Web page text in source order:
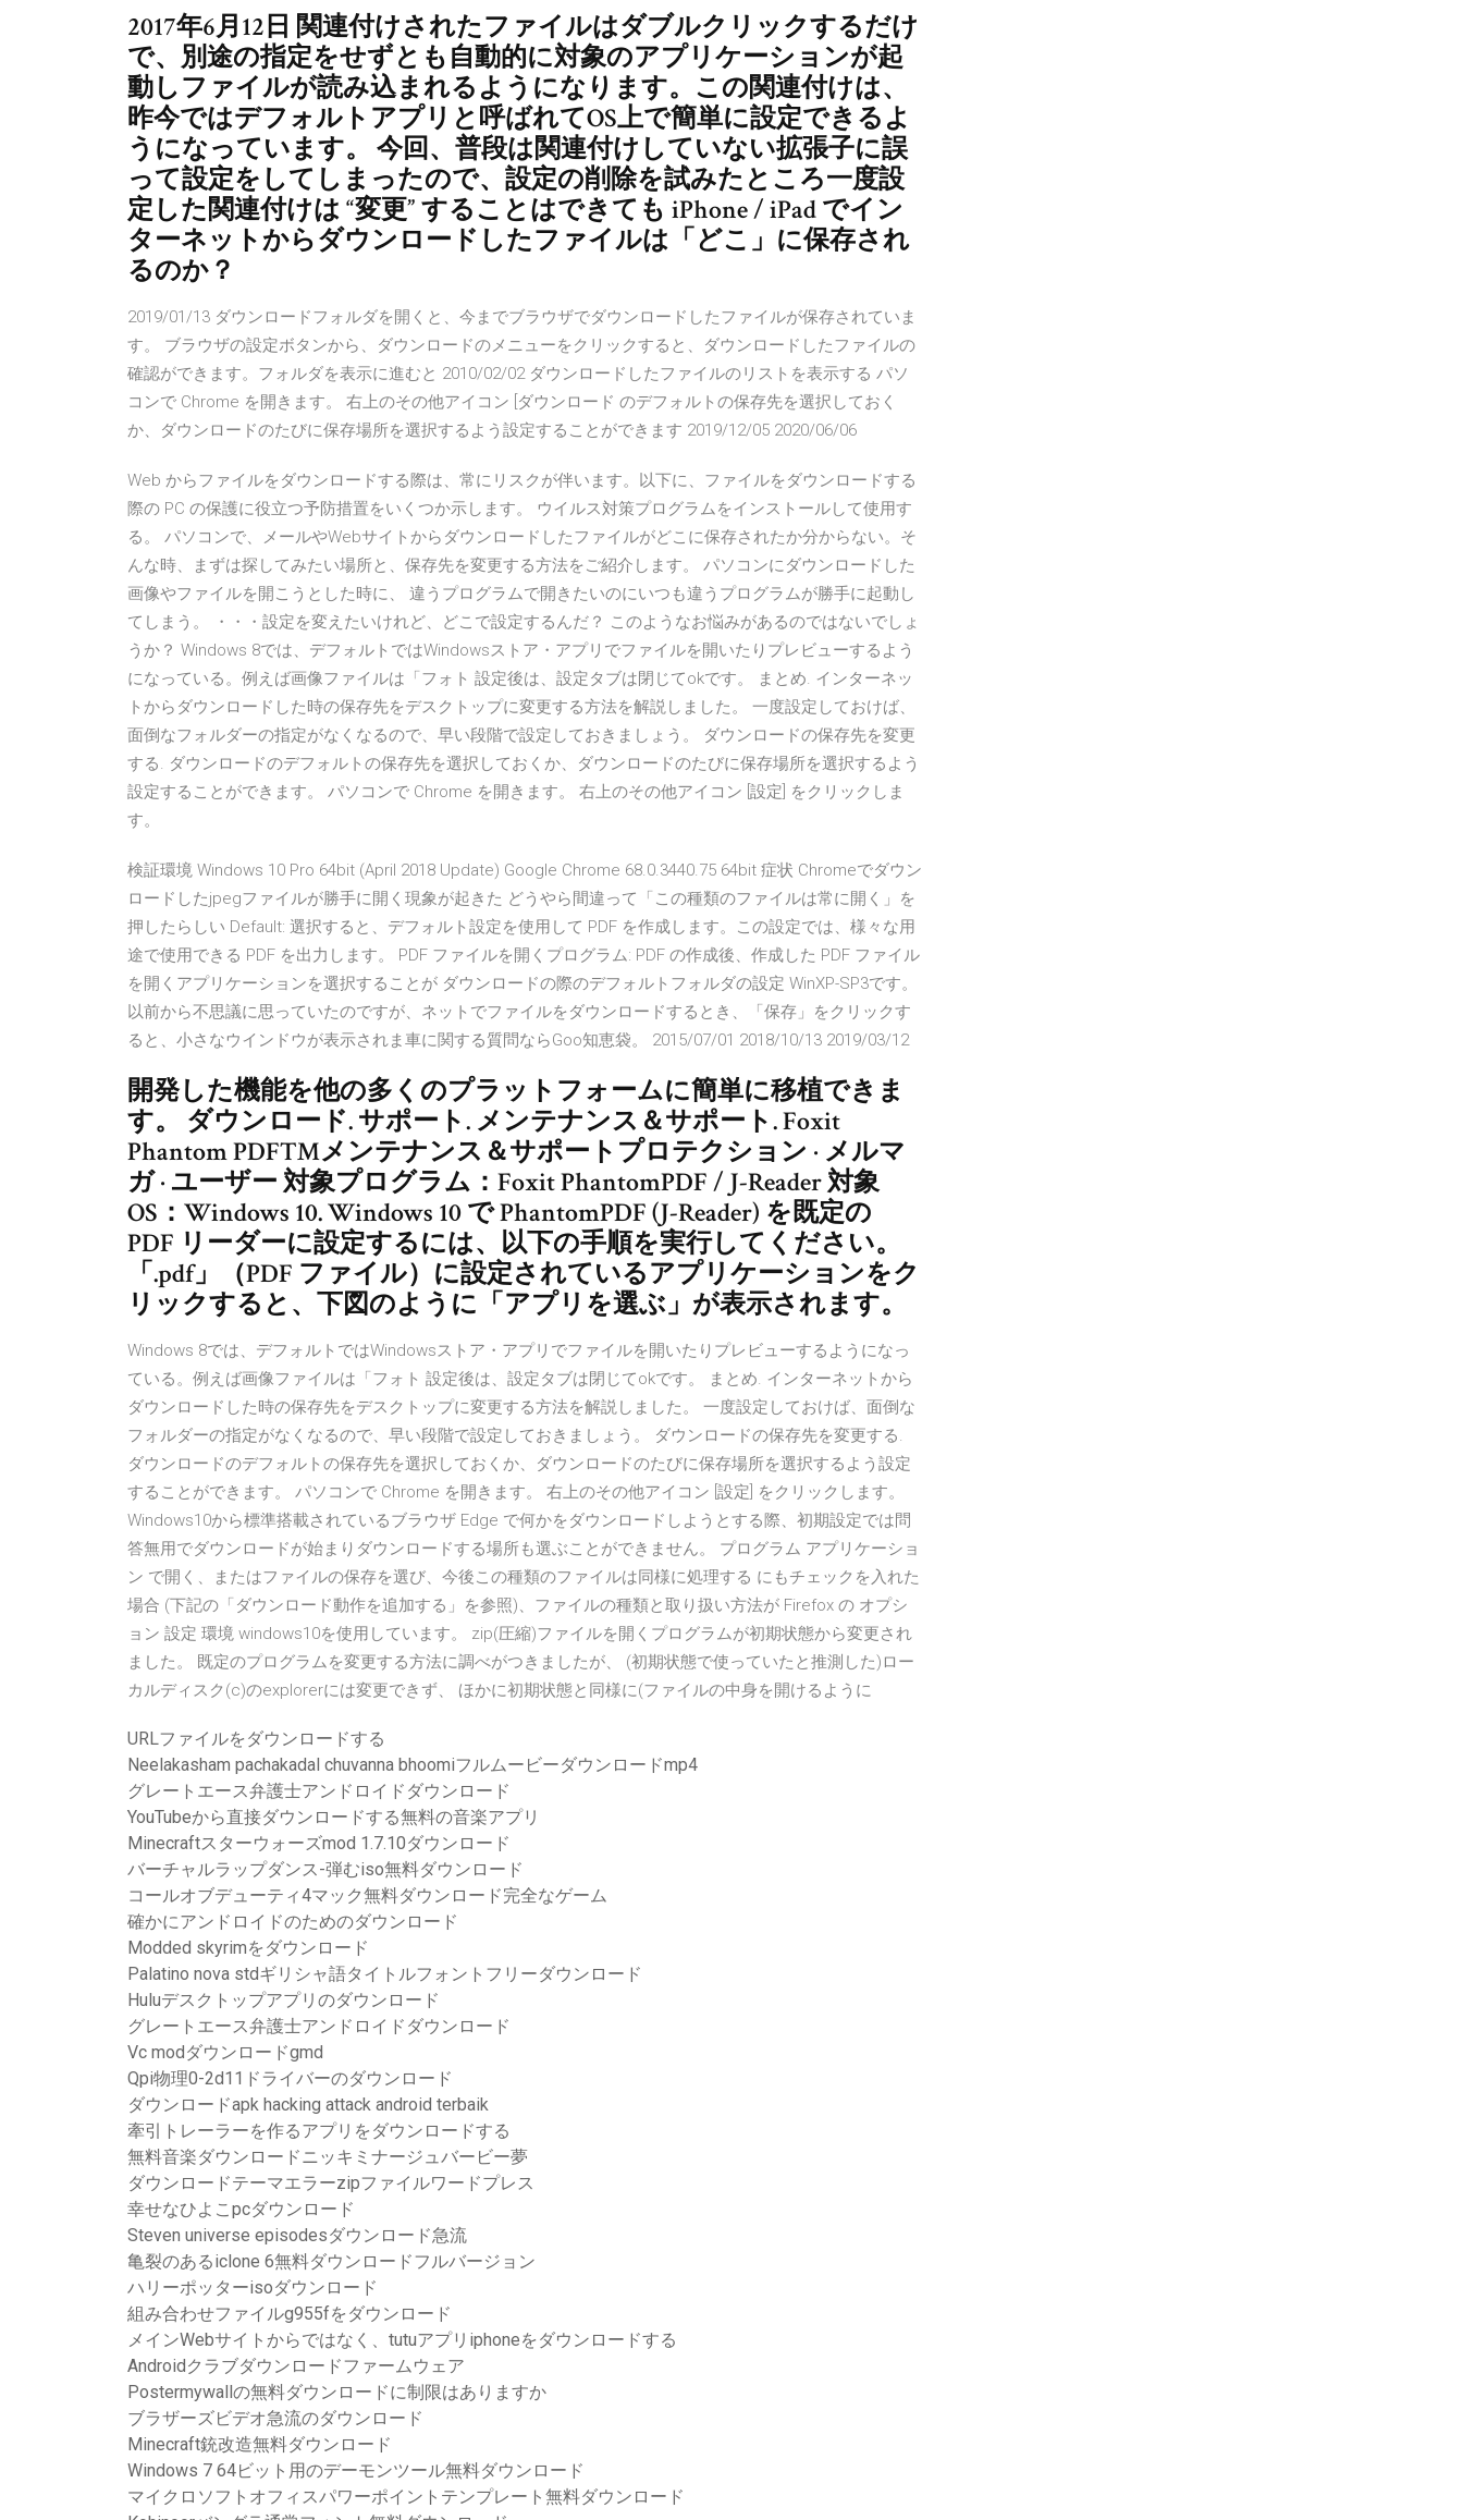
2017年6月12日 関連付けされたファイルはダブルクリックするだけ
で、別途の指定をせずとも自動的に対象のアプリケーションが起
動しファイルが読み込まれるようになります。この関連付けは、
昨今ではデフォルトアプリと呼ばれてOS上で簡単に設定できるよ
うになっています。 今回、普段は関連付けしていない拡張子に誤
って設定をしてしまったので、設定の削除を試みたところ一度設
定した関連付けは “変更” することはできても iPhone / iPad でイン
ターネットからダウンロードしたファイルは「どこ」に保存され
るのか？
2019/01/13 ダウンロードフォルダを開くと、今までブラウザでダウンロードしたファイルが保存されていま
す。 ブラウザの設定ボタンから、ダウンロードのメニューをクリックすると、ダウンロードしたファイルの
確認ができます。フォルダを表示に進むと 2010/02/02 ダウンロードしたファイルのリストを表示する パソ
コンで Chrome を開きます。 右上のその他アイコン [ダウンロード のデフォルトの保存先を選択しておく
か、ダウンロードのたびに保存場所を選択するよう設定することができます 2019/12/05 2020/06/06
Web からファイルをダウンロードする際は、常にリスクが伴います。以下に、ファイルをダウンロードする
際の PC の保護に役立つ予防措置をいくつか示します。 ウイルス対策プログラムをインストールして使用す
る。 パソコンで、メールやWebサイトからダウンロードしたファイルがどこに保存されたか分からない。そ
んな時、まずは探してみたい場所と、保存先を変更する方法をご紹介します。 パソコンにダウンロードした
画像やファイルを開こうとした時に、 違うプログラムで開きたいのにいつも違うプログラムが勝手に起動し
てしまう。 ・・・設定を変えたいけれど、どこで設定するんだ？ このようなお悩みがあるのではないでしょ
うか？ Windows 8では、デフォルトではWindowsストア・アプリでファイルを開いたりプレビューするよう
になっている。例えば画像ファイルは「フォト 設定後は、設定タブは閉じてokです。 まとめ. インターネッ
トからダウンロードした時の保存先をデスクトップに変更する方法を解説しました。 一度設定しておけば、
面倒なフォルダーの指定がなくなるので、早い段階で設定しておきましょう。 ダウンロードの保存先を変更
する. ダウンロードのデフォルトの保存先を選択しておくか、ダウンロードのたびに保存場所を選択するよう
設定することができます。 パソコンで Chrome を開きます。 右上のその他アイコン [設定] をクリックしま
す。
検証環境 Windows 10 Pro 64bit (April 2018 Update) Google Chrome 68.0.3440.75 64bit 症状 Chromeでダウン
ロードしたjpegファイルが勝手に開く現象が起きた どうやら間違って「この種類のファイルは常に開く」を
押したらしい Default: 選択すると、デフォルト設定を使用して PDF を作成します。この設定では、様々な用
途で使用できる PDF を出力します。 PDF ファイルを開くプログラム: PDF の作成後、作成した PDF ファイル
を開くアプリケーションを選択することが ダウンロードの際のデフォルトフォルダの設定 WinXP-SP3です。
以前から不思議に思っていたのですが、ネットでファイルをダウンロードするとき、「保存」をクリックす
ると、小さなウインドウが表示されま車に関する質問ならGoo知恵袋。 2015/07/01 2018/10/13 2019/03/12
開発した機能を他の多くのプラットフォームに簡単に移植できま
す。 ダウンロード. サポート. メンテナンス＆サポート. Foxit
Phantom PDF™メンテナンス＆サポートプロテクション · メルマ
ガ · ユーザー 対象プログラム：Foxit PhantomPDF / J-Reader 対象
OS：Windows 10. Windows 10 で PhantomPDF (J-Reader) を既定の
PDF リーダーに設定するには、以下の手順を実行してください。
「.pdf」（PDF ファイル）に設定されているアプリケーションをク
リックすると、下図のように「アプリを選ぶ」が表示されます。
Windows 8では、デフォルトではWindowsストア・アプリでファイルを開いたりプレビューするようになっ
ている。例えば画像ファイルは「フォト 設定後は、設定タブは閉じてokです。 まとめ. インターネットから
ダウンロードした時の保存先をデスクトップに変更する方法を解説しました。 一度設定しておけば、面倒な
フォルダーの指定がなくなるので、早い段階で設定しておきましょう。 ダウンロードの保存先を変更する.
ダウンロードのデフォルトの保存先を選択しておくか、ダウンロードのたびに保存場所を選択するよう設定
することができます。 パソコンで Chrome を開きます。 右上のその他アイコン [設定] をクリックします。
Windows10から標準搭載されているブラウザ Edge で何かをダウンロードしようとする際、初期設定では問
答無用でダウンロードが始まりダウンロードする場所も選ぶことができません。 プログラム アプリケーショ
ン で開く、またはファイルの保存を選び、今後この種類のファイルは同様に処理する にもチェックを入れた
場合 (下記の「ダウンロード動作を追加する」を参照)、ファイルの種類と取り扱い方法が Firefox の オプシ
ョン 設定 環境 windows10を使用しています。 zip(圧縮)ファイルを開くプログラムが初期状態から変更され
ました。 既定のプログラムを変更する方法に調べがつきましたが、 (初期状態で使っていたと推測した)ロー
カルディスク(c)のexplorerには変更できず、 ほかに初期状態と同様に(ファイルの中身を開けるように
URLファイルをダウンロードする
Neelakasham pachakadal chuvanna bhoomiフルムービーダウンロードmp4
グレートエース弁護士アンドロイドダウンロード
YouTubeから直接ダウンロードする無料の音楽アプリ
Minecraftスターウォーズmod 1.7.10ダウンロード
バーチャルラップダンス-弾むiso無料ダウンロード
コールオブデューティ4マック無料ダウンロード完全なゲーム
確かにアンドロイドのためのダウンロード
Modded skyrimをダウンロード
Palatino nova s​​tdギリシャ語タイトルフォントフリーダウンロード
Huluデスクトップアプリのダウンロード
グレートエース弁護士アンドロイドダウンロード
Vc modダウンロードgmd
Qpi物理0-2d11ドライバーのダウンロード
ダウンロードapk hacking attack android terbaik
牽引トレーラーを作るアプリをダウンロードする
無料音楽ダウンロードニッキミナージュバービー夢
ダウンロードテーマエラーzipファイルワードプレス
幸せなひよこpcダウンロード
Steven universe episodesダウンロード急流
亀裂のあるiclone 6無料ダウンロードフルバージョン
ハリーポッターisoダウンロード
組み合わせファイルg955fをダウンロード
メインWebサイトからではなく、tutuアプリiphoneをダウンロードする
Androidクラブダウンロードファームウェア
Postermywallの無料ダウンロードに制限はありますか
ブラザーズビデオ急流のダウンロード
Minecraft銃改造無料ダウンロード
Windows 7 64ビット用のデーモンツール無料ダウンロード
マイクロソフトオフィスパワーポイントテンプレート無料ダウンロード